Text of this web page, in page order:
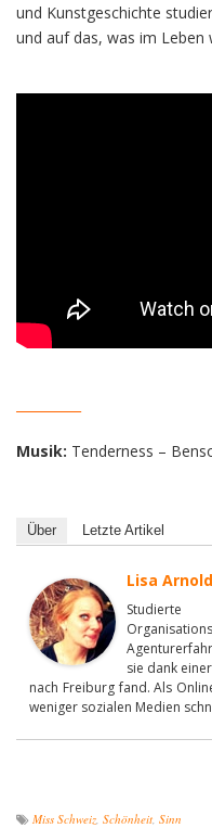
und Kunstgeschichte
und auf das, was im Leben
Musik: Tenderness –
Über Letzte Artikel
Lisa Arnold
sie dank
nach Freiburg fand. Als
weniger sozialen Medien
Miss Schweiz Schönheit Sinn